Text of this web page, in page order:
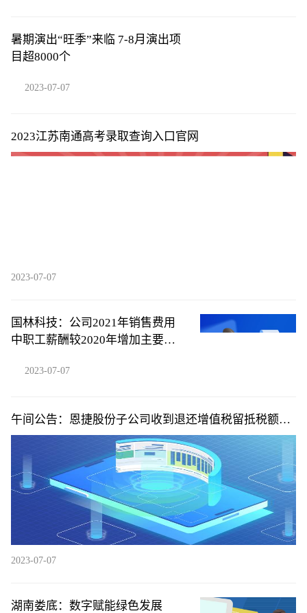
暑期演出“旺季”来临 7-8月演出项
目超8000个
2023-07-07
2023江苏南通高考录取查询入口官网
2023-07-07
国林科技：公司2021年销售费用
中职工薪酬较2020年增加主要系
2023-07-07
午间公告：恩捷股份子公司收到退还增值税留抵税额
2.07亿元
2023-07-07
湖南娄底：数字赋能绿色发展